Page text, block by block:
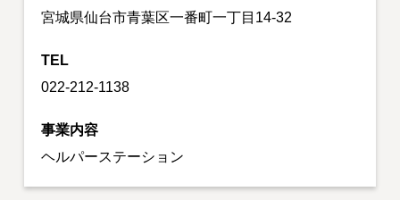
宮城県仙台市青葉区一番町一丁目14-32
TEL
022-212-1138
事業内容
ヘルパーステーション